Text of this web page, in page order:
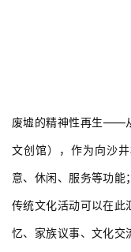
废墟的精神性再生——
文创馆），作为向沙
意、休闲、服务等功能
传统文化活动可以在此
忆、家族议事、文化交